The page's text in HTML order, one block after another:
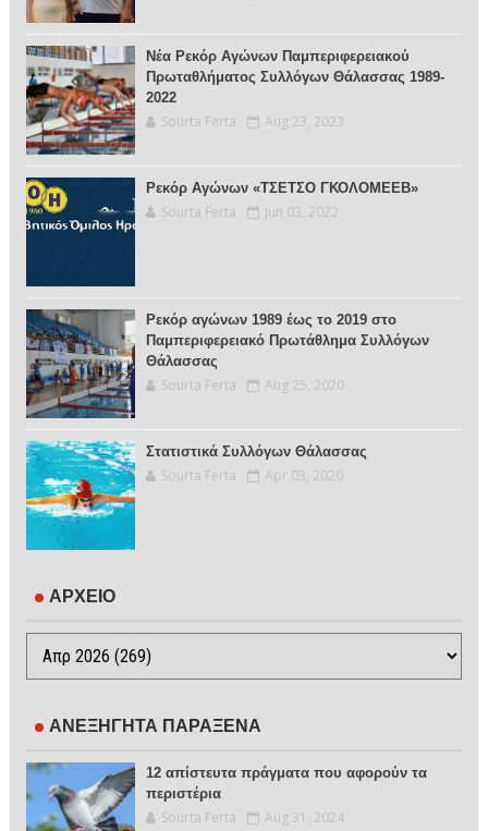
Νέα Ρεκόρ Αγώνων Παμπεριφερειακού
Πρωταθλήματος Συλλόγων Θάλασσας 1989-
2022
Sourta Ferta Aug 23, 2023
Ρεκόρ Αγώνων «ΤΣΕΤΣΟ ΓΚΟΛΟΜΕΕΒ»
Sourta Ferta Jun 03, 2022
Ρεκόρ αγώνων 1989 έως το 2019 στο
Παμπεριφερειακό Πρωτάθλημα Συλλόγων
Θάλασσας
Sourta Ferta Aug 25, 2020
Στατιστικά Συλλόγων Θάλασσας
Sourta Ferta Apr 03, 2020
ΑΡΧΕΙΟ
ΑΝΕΞΗΓΗΤΑ ΠΑΡΑΞΕΝΑ
12 απίστευτα πράγματα που αφορούν τα
περιστέρια
Sourta Ferta Aug 31, 2024